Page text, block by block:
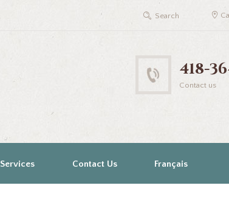
418-
Contact us
Services Contact Us Français